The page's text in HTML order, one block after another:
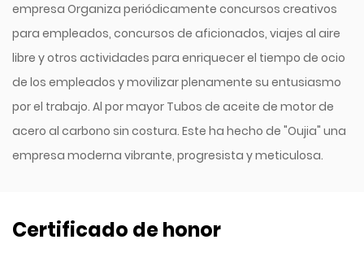
empresa Organiza periódicamente concursos creativos
para empleados, concursos de aficionados, viajes al aire
libre y otros actividades para enriquecer el tiempo de ocio
de los empleados y movilizar plenamente su entusiasmo
por el trabajo. Al por mayor Tubos de aceite de motor de
acero al carbono sin costura. Este ha hecho de "Oujia" una
empresa moderna vibrante, progresista y meticulosa.
Certificado de honor